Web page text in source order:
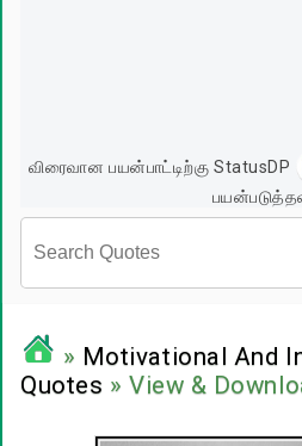
விரைவான பயன்பாட்டிற்கு StatusDP
பிரபலங்களின்
» Motivational And
Quotes » View &